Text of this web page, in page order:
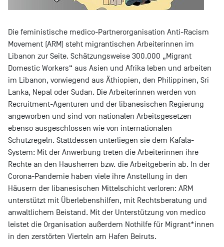
Die feministische medico-Partnerorganisation Anti-Racism
Movement (ARM) steht migrantischen Arbeiterinnen im
Libanon zur Seite. Schätzungsweise 300.000 „Migrant
Domestic Workers“ aus Asien und Afrika leben und arbeiten
im Libanon, vorwiegend aus Äthiopien, den Philippinen, Sri
Lanka, Nepal oder Sudan. Die Arbeiterinnen werden von
Recruitment-Agenturen und der libanesischen Regierung
angeworben und sind von nationalen Arbeitsgesetzen
ebenso ausgeschlossen wie von internationalen
Schutzregeln. Stattdessen unterliegen sie dem Kafala-
System: Mit der Anwerbung treten die Arbeiterinnen ihre
Rechte an den Hausherren bzw. die Arbeitgeberin ab. In der
Corona-Pandemie haben viele ihre Anstellung in den
Häusern der libanesischen Mittelschicht verloren: ARM
unterstützt mit Überlebenshilfen, mit Rechtsberatung und
anwaltlichem Beistand. Mit der Unterstützung von medico
leistet die Organisation außerdem Nothilfe für Migrant*innen
in den zerstörten Vierteln am Hafen Beiruts.